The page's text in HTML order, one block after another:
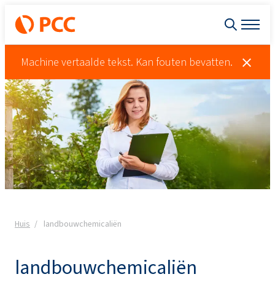
Machine vertaalde tekst. Kan fouten bevatten.
Huis landbouwchemicaliën
landbouwchemicaliën